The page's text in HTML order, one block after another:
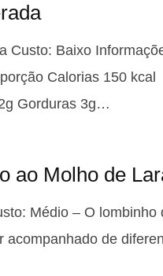
Custo: Baixo
Calorias 150 kcal
Gorduras 3g…
ao Molho de
Médio – O lombinho
acompanhado de